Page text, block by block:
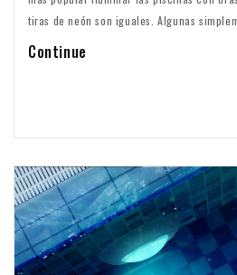
tiras de neón son iguales. Algunas
duraderas, especialmente cuando se trata
Continue